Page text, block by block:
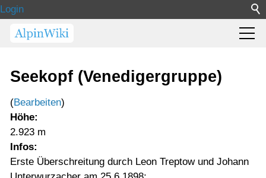
Login
Seekopf (Venedigergruppe)
(Bearbeiten)
Höhe:
2.923 m
Infos:
Erste Überschreitung durch Leon Treptow und Johann